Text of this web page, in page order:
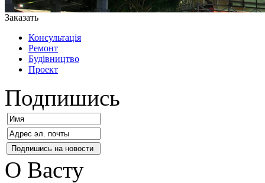
Заказать
Консультація
Ремонт
Будівництво
Проект
Подпишись
О Васту